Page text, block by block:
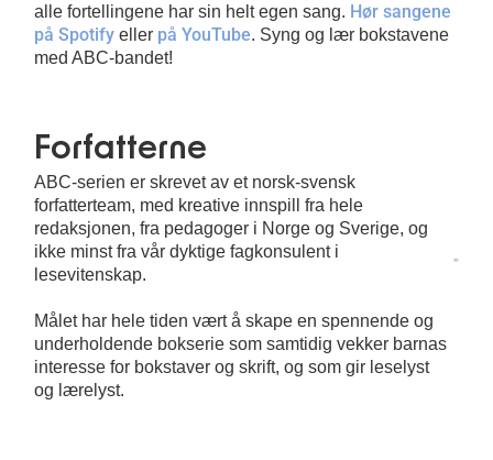
alle fortellingene har sin helt egen sang. Hør sangene
på Spotify eller på YouTube. Syng og lær bokstavene
med ABC-bandet!
Forfatterne
ABC-serien er skrevet av et norsk-svensk
forfatterteam, med kreative innspill fra hele
redaksjonen, fra pedagoger i Norge og Sverige, og
ikke minst fra vår dyktige fagkonsulent i
lesevitenskap.
Målet har hele tiden vært å skape en spennende og
underholdende bokserie som samtidig vekker barnas
interesse for bokstaver og skrift, og som gir leselyst
og lærelyst.